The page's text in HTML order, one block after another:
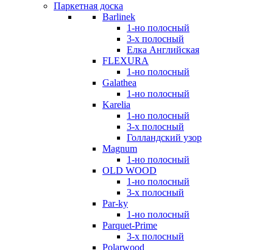
Паркетная доска
Barlinek
1-но полосный
3-х полосный
Елка Английская
FLEXURA
1-но полосный
Galathea
1-но полосный
Karelia
1-но полосный
3-х полосный
Голландский узор
Magnum
1-но полосный
OLD WOOD
1-но полосный
3-х полосный
Par-ky
1-но полосный
Parquet-Prime
3-х полосный
Polarwood